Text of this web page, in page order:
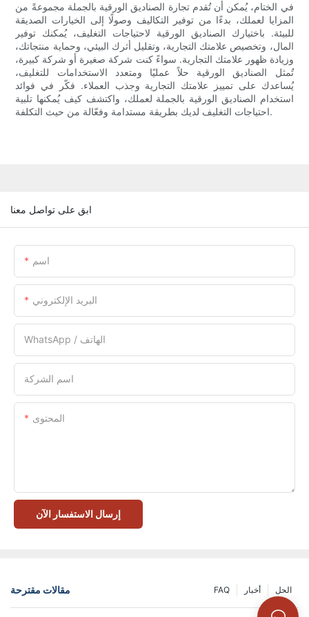
في الختام، يُمكن أن تُقدم تجارة الصناديق الورقية بالجملة مجموعةً من
المزايا لعملك، بدءًا من توفير التكاليف وصولًا إلى الخيارات الصديقة
للبيئة. باختيارك الصناديق الورقية لاحتياجات التغليف، يُمكنك توفير
المال، وتخصيص علامتك التجارية، وتقليل أثرك البيئي، وحماية منتجاتك،
وزيادة ظهور علامتك التجارية. سواءً كنت شركة صغيرة أو شركة كبيرة،
تُمثل الصناديق الورقية حلاً عمليًا ومتعدد الاستخدامات للتغليف،
يُساعدك على تمييز علامتك التجارية وجذب العملاء. فكّر في فوائد
استخدام الصناديق الورقية بالجملة لعملك، واكتشف كيف يُمكنها تلبية
احتياجات التغليف لديك بطريقة مستدامة وفعّالة من حيث التكلفة.
ابق على تواصل معنا
اسم
البريد الإلكتروني
WhatsApp / الهاتف
اسم الشركة
المحتوى
إرسال الاستفسار الآن
مقالات مقترحة الحل أخبار FAQ